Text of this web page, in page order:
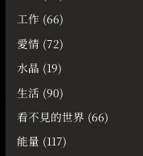
工作 (66)
愛情 (72)
水晶 (19)
生活 (90)
看不見的世界 (66)
能量 (117)